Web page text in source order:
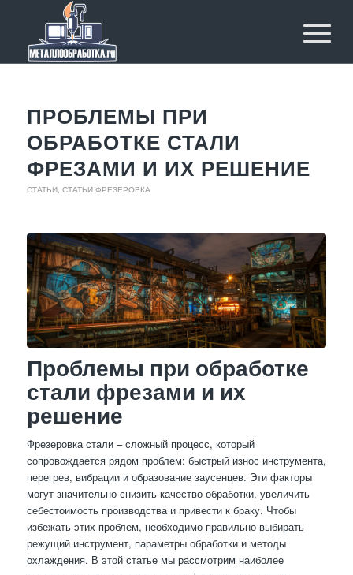
ПРОБЛЕМЫ ПРИ
ОБРАБОТКЕ СТАЛИ
ФРЕЗАМИ И ИХ РЕШЕНИЕ
СТАТЬИ, СТАТЬИ ФРЕЗЕРОВКА
Проблемы при обработке
стали фрезами и их
решение
Фрезеровка стали – сложный процесс, который
сопровождается рядом проблем: быстрый износ инструмента,
перегрев, вибрации и образование заусенцев. Эти факторы
могут значительно снизить качество обработки, увеличить
себестоимость производства и привести к браку. Чтобы
избежать этих проблем, необходимо правильно выбирать
режущий инструмент, параметры обработки и методы
охлаждения. В этой статье мы рассмотрим наиболее